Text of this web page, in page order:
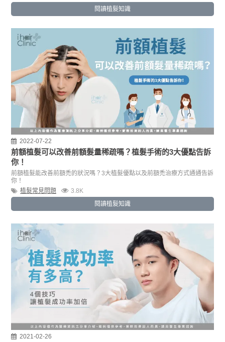
閱讀植髮知識
2022-07-22
前額植髮可以改善前額髮量稀疏嗎？植髮手術的3大優點告訴
你！
前額植髮能改善前額禿的狀況嗎？3大植髮優點以及前額禿治療方式通通告訴
你！
植髮常見問題
3.8K
閱讀植髮知識
2021-02-26